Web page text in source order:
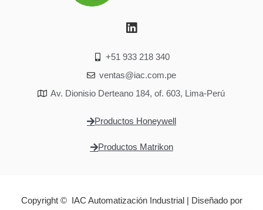
+51 933 218 340
ventas@iac.com.pe
Av. Dionisio Derteano 184, of. 603, Lima-Perú
Productos Honeywell
Productos Matrikon
Copyright © IAC Automatización Industrial | Diseñado por